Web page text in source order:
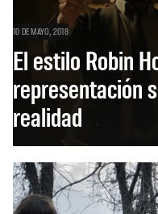
10 DE MAYO, 2018
El estilo Robin
representación
realidad